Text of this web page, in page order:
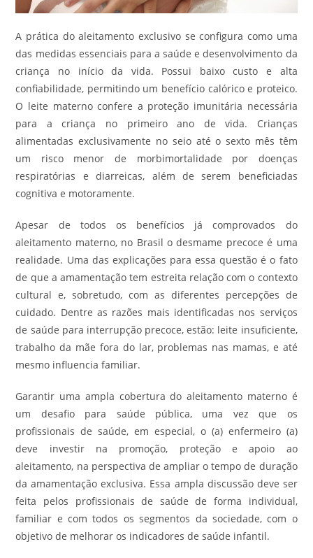
A prática do aleitamento exclusivo se configura como uma
das medidas essenciais para a saúde e desenvolvimento da
criança no início da vida. Possui baixo custo e alta
confiabilidade, permitindo um benefício calórico e proteico.
O leite materno confere a proteção imunitária necessária
para a criança no primeiro ano de vida. Crianças
alimentadas exclusivamente no seio até o sexto mês têm
um risco menor de morbimortalidade por doenças
respiratórias e diarreicas, além de serem beneficiadas
cognitiva e motoramente.
Apesar de todos os benefícios já comprovados do
aleitamento materno, no Brasil o desmame precoce é uma
realidade. Uma das explicações para essa questão é o fato
de que a amamentação tem estreita relação com o contexto
cultural e, sobretudo, com as diferentes percepções de
cuidado. Dentre as razões mais identificadas nos serviços
de saúde para interrupção precoce, estão: leite insuficiente,
trabalho da mãe fora do lar, problemas nas mamas, e até
mesmo influencia familiar.
Garantir uma ampla cobertura do aleitamento materno é
um desafio para saúde pública, uma vez que os
profissionais de saúde, em especial, o (a) enfermeiro (a)
deve investir na promoção, proteção e apoio ao
aleitamento, na perspectiva de ampliar o tempo de duração
da amamentação exclusiva. Essa ampla discussão deve ser
feita pelos profissionais de saúde de forma individual,
familiar e com todos os segmentos da sociedade, com o
objetivo de melhorar os indicadores de saúde infantil.